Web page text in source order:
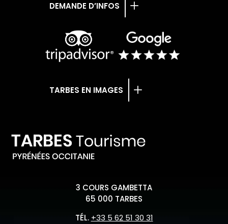
DEMANDE D’INFOS
TARBES EN IMAGES
3 COURS GAMBETTA
65 000 TARBES
TÉL. +33 5 62 51 30 31